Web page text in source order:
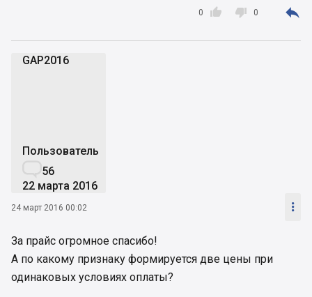

0  0 
GAP2016
Пользователь
56
22 марта 2016
24 март 2016 00:02 
За прайс огромное спасибо!
А по какому признаку формируется две цены при
одинаковых условиях оплаты?